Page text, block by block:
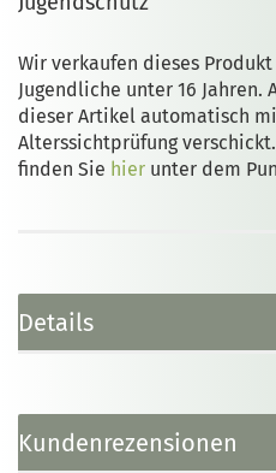
Wir verkaufen dieses
Jugendliche unter 16 Jahren.
dieser Artikel automatisch
Alterssichtprüfung
finden Sie hier unter dem
Details
Kundenrezensionen